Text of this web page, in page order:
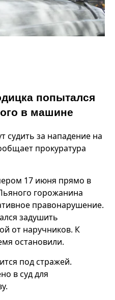
попытался
в машине
судить за нападение на
прокуратура
17 июня прямо в
горожанина
правонарушение.
задушить
от наручников. К
остановили.
под стражей.
в суд для